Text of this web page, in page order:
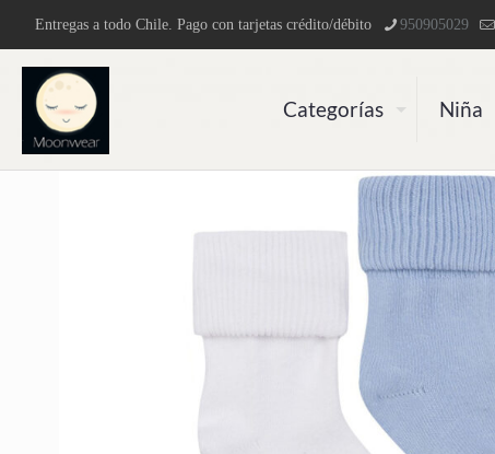
Entregas a todo Chile. Pago con tarjetas crédito/débito 950905029
Categorías Niña